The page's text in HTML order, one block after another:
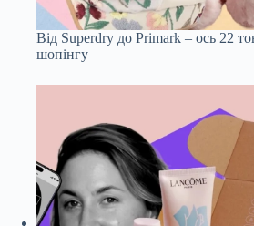
Від Superdry до Primark – ось 22
шопінгу